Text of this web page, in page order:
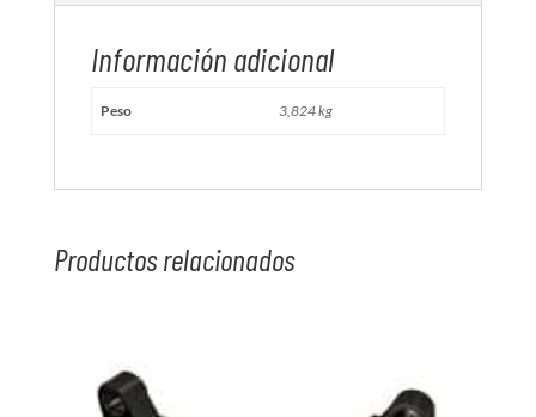
Información adicional
Peso 3,824 kg
Productos relacionados